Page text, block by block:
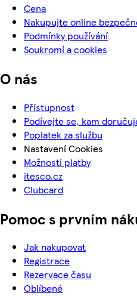
Cena
Nakupujte online
Podmínky používání
Soukromí a cookies
O nás
Přístupnost
Podívejte se, kam
Poplatek za službu
Nastavení Cookies
Možnosti platby
itesco.cz
Clubcard
Pomoc s prvním
Jak nakupovat
Registrace
Rezervace času
Oblíbené